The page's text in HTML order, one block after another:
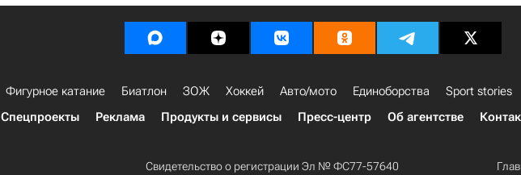
Фигурное катание Биатлон ЗОЖ Хоккей Авто/мото Единоборства Sport stories
Спецпроекты
Реклама Продукты и сервисы Пресс-центр Об агентстве
Свидетельство о регистрации Эл № ФС77-57640